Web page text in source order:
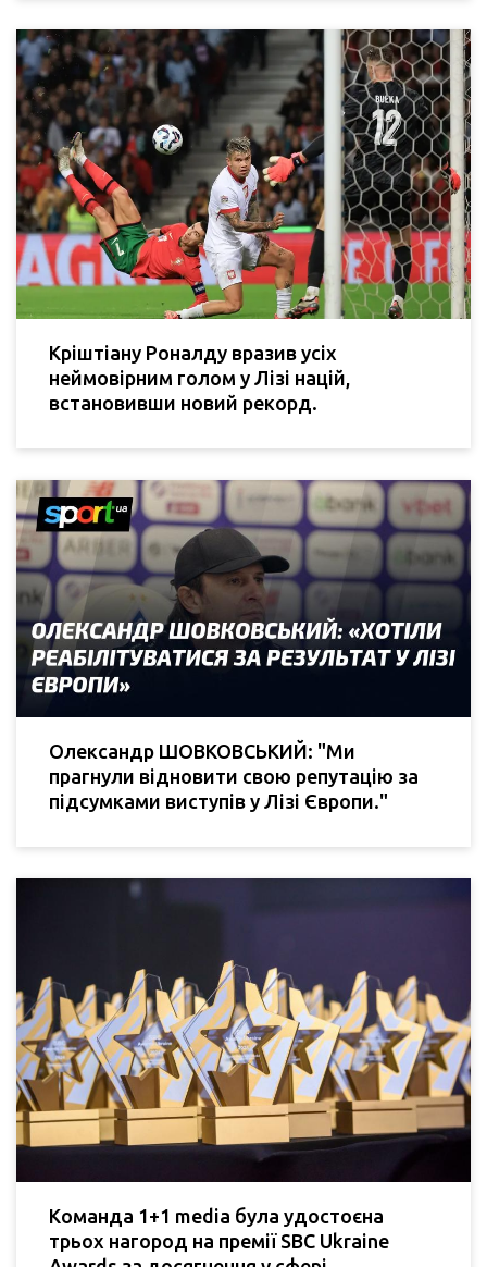
Кріштіану Роналду вразив усіх
неймовірним голом у Лізі націй,
встановивши новий рекорд.
Олександр ШОВКОВСЬКИЙ: "Ми
прагнули відновити свою репутацію за
підсумками виступів у Лізі Європи."
Команда 1+1 media була удостоєна
трьох нагород на премії SBC Ukraine